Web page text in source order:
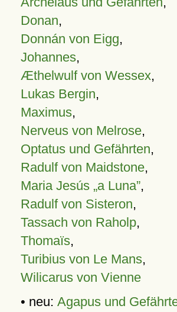
Donan,
Donnán von Eigg,
Johannes,
Æthelwulf von Wessex,
Lukas Bergin,
Maximus,
Nerveus von Melrose,
Optatus und Gefährten,
Radulf von Maidstone,
Maria Jesús „a Luna”,
Radulf von Sisteron,
Tassach von Raholp,
Thomaïs,
Turibius von Le Mans,
Wilicarus von Vienne
• neu: Agapus und